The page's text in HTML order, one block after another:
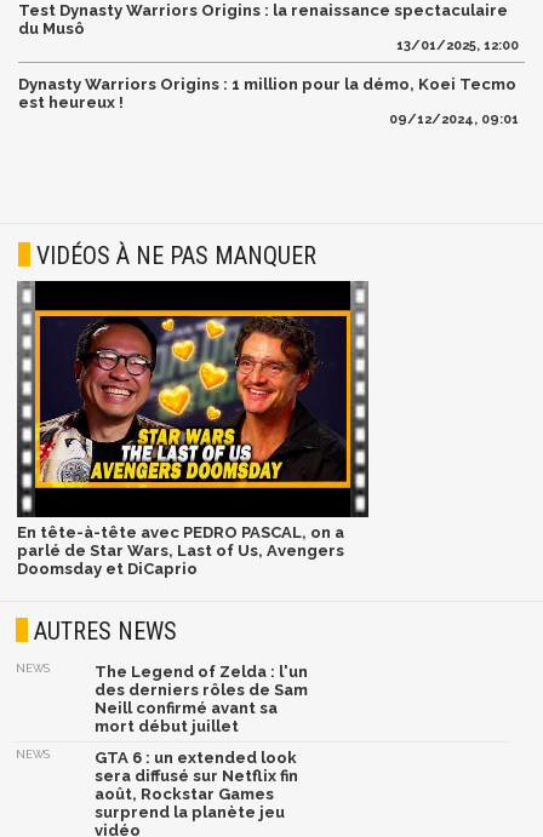
Test Dynasty Warriors Origins : la renaissance spectaculaire
du Musô
13/01/2025, 12:00
Dynasty Warriors Origins : 1 million pour la démo, Koei Tecmo
est heureux !
09/12/2024, 09:01
VIDÉOS À NE PAS MANQUER
En tête-à-tête avec PEDRO PASCAL, on a
parlé de Star Wars, Last of Us, Avengers
Doomsday et DiCaprio
AUTRES NEWS
NEWS
The Legend of Zelda : l'un
des derniers rôles de Sam
Neill confirmé avant sa
mort début juillet
NEWS
GTA 6 : un extended look
sera diffusé sur Netflix fin
août, Rockstar Games
surprend la planète jeu
vidéo